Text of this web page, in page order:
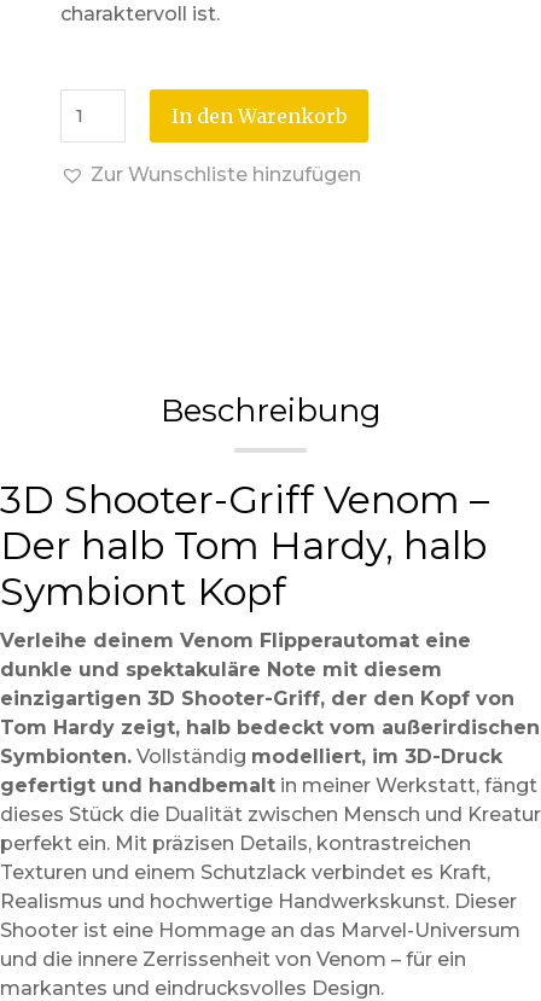
charaktervoll ist.
In den Warenkorb
Zur Wunschliste hinzufügen
Beschreibung
3D Shooter-Griff Venom –
Der halb Tom Hardy, halb
Symbiont Kopf
Verleihe deinem Venom Flipperautomat eine
dunkle und spektakuläre Note mit diesem
einzigartigen 3D Shooter-Griff, der den Kopf von
Tom Hardy zeigt, halb bedeckt vom außerirdischen
Symbionten. Vollständig modelliert, im 3D-Druck
gefertigt und handbemalt in meiner Werkstatt, fängt
dieses Stück die Dualität zwischen Mensch und Kreatur
perfekt ein. Mit präzisen Details, kontrastreichen
Texturen und einem Schutzlack verbindet es Kraft,
Realismus und hochwertige Handwerkskunst. Dieser
Shooter ist eine Hommage an das Marvel-Universum
und die innere Zerrissenheit von Venom – für ein
markantes und eindrucksvolles Design.